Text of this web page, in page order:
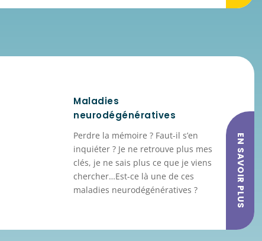
Maladies
neurodégénératives
Perdre la mémoire ? Faut-il s’en
inquiéter ? Je ne retrouve plus mes
clés, je ne sais plus ce que je viens
chercher…Est-ce là une de ces
maladies neurodégénératives ?
EN SAVOIR PLUS